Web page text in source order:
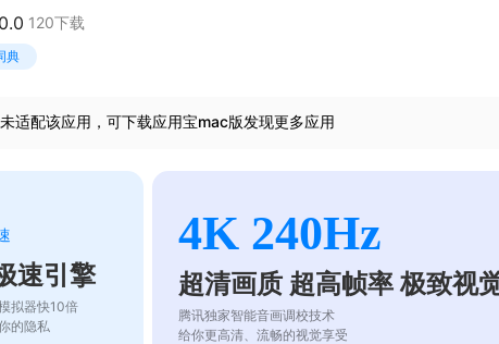
0.0 120下载
典
适配该应用，可下载应用宝mac版发现更多应用
速引擎
拟器快10倍
的隐私
4K 240Hz
超清画质 超高帧率 极致视
腾讯独家智能音画调校技术
给你更高清、流畅的视觉享受